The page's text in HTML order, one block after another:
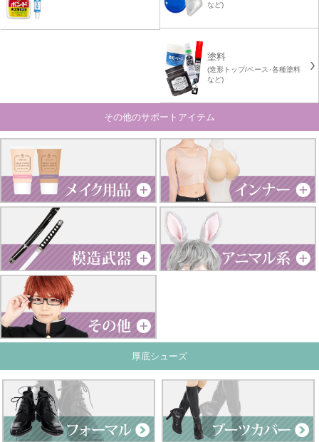
など)
塗料
(造形トップ/ベース･各種塗料
など)
その他のサポートアイテム
厚底シューズ